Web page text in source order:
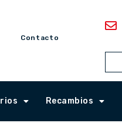
Contacto
Recambios